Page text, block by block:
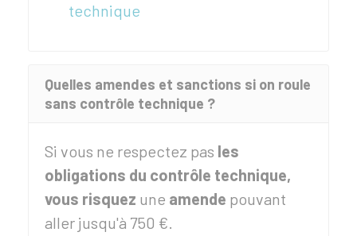
technique
Quelles amendes et sanctions si on roule
sans contrôle technique ?
Si vous ne respectez pas les
obligations du contrôle technique,
vous risquez une amende pouvant
aller jusqu'à 750 €.